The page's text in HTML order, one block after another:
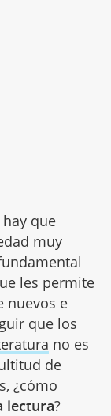
que
muy
les permite
nuevos e
que los
no es
de
¿cómo
lectura?